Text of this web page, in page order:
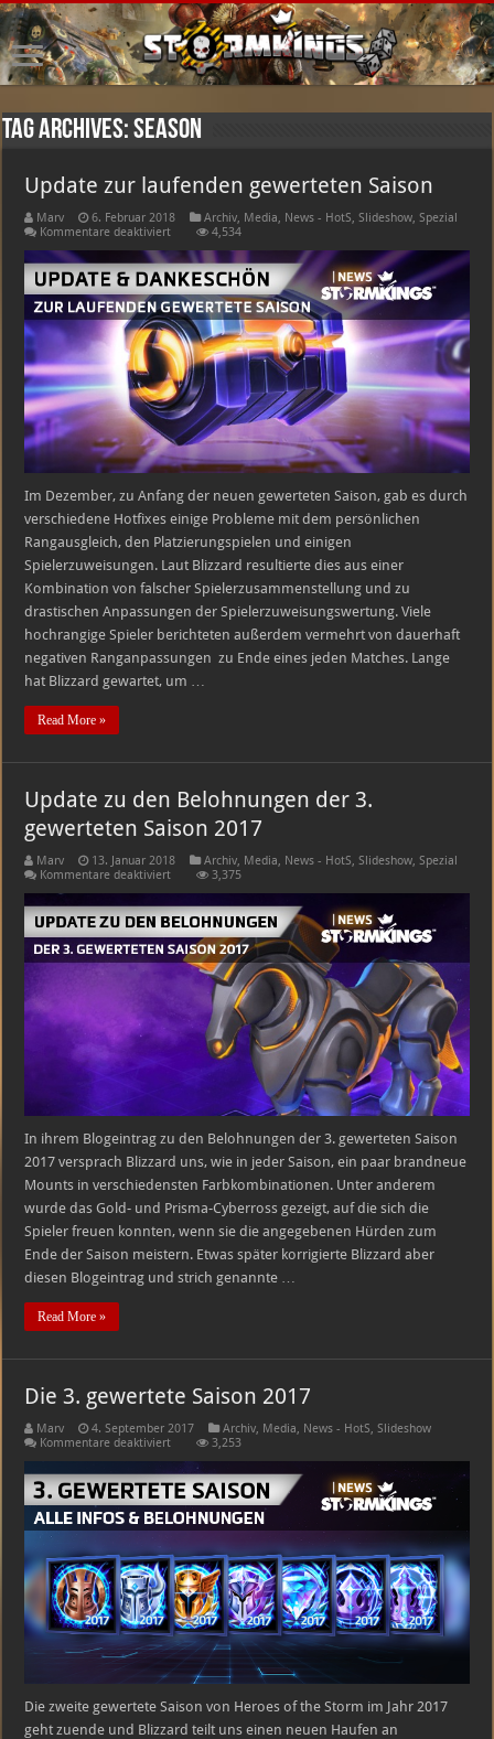
Tag Archives:Season
Update zur laufenden gewerteten Saison
Marv 6. Februar 2018 Archiv, Media, News - HotS,Slideshow,Spezial
Kommentare deaktiviertfür
zur
laufenden
gewerteten
Saison
4,534
Im Dezember, zu Anfang der neuen gewerteten Saison, gab es durch
verschiedene Hotfixes einige Probleme mit dem persönlichen
Rangausgleich, den Platzierungspielen und einigen
Spielerzuweisungen. Laut Blizzard resultierte dies aus einer
Kombination von falscher Spielerzusammenstellung und zu
drastischen Anpassungen der Spielerzuweisungswertung. Viele
hochrangige Spieler berichteten außerdem vermehrt von dauerhaft
negativen Ranganpassungen zu Ende eines jeden Matches. Lange
hat Blizzard gewartet, um …
Read More »
Update zu den Belohnungen der 3.
gewerteten Saison 2017
Marv 13. Januar 2018 Archiv, Media, News - HotS,Slideshow,Spezial
Kommentare deaktiviertfür
zu
den
Belohnungen
der
3.
gewerteten
3,375
In ihrem Blogeintrag zu den Belohnungen der 3. gewerteten Saison
2017 versprach Blizzard uns, wie in jeder Saison, ein paar brandneue
Mounts in verschiedensten Farbkombinationen. Unter anderem
wurde das Gold- und Prisma-Cyberross gezeigt, auf die sich die
Spieler freuen konnten, wenn sie die angegebenen Hürden zum
Ende der Saison meistern. Etwas später korrigierte Blizzard aber
diesen Blogeintrag und strich genannte …
Read More »
Die 3. gewertete Saison 2017
Marv 4. September 2017 Archiv, Media, News - HotS,Slideshow
Kommentare deaktiviertfür
3.
gewertete
Saison
2017
3,253
Die zweite gewertete Saison von Heroes of the Storm im Jahr 2017
geht zuende und Blizzard teilt uns einen neuen Haufen an